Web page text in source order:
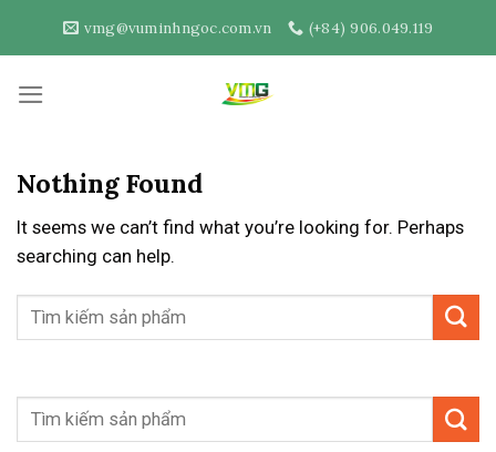
vmg@vuminhngoc.com.vn (+84) 906.049.119
Nothing Found
It seems we can’t find what you’re looking for. Perhaps
searching can help.